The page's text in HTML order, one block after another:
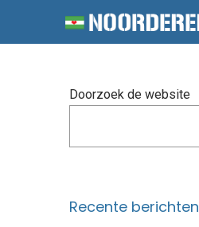
Doorzoek de website
Recente berichten